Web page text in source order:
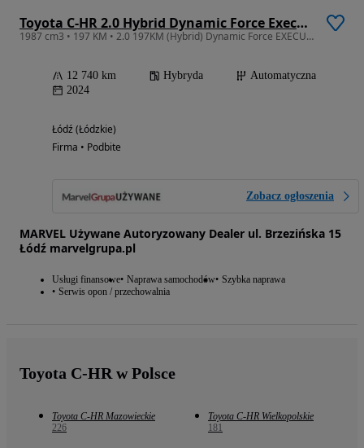
Toyota C-HR 2.0 Hybrid Dynamic Force Executive
1987 cm3 • 197 KM • 2.0 197KM (Hybrid) Dynamic Force EXECUTIVE, Salon PL, Serwis ASO
12 740 km Hybryda
Automatyczna
2024
Łódź (Łódzkie)
Firma • Podbite
Zobacz ogłoszenia
MARVEL Używane Autoryzowany Dealer ul. Brzezińska 15
Łódź marvelgrupa.pl
Usługi finansowe Naprawa samochodów Szybka naprawa
Serwis opon / przechowalnia
Toyota C-HR w Polsce
Toyota C-HR Mazowieckie
226
Toyota C-HR Wielkopolskie
181